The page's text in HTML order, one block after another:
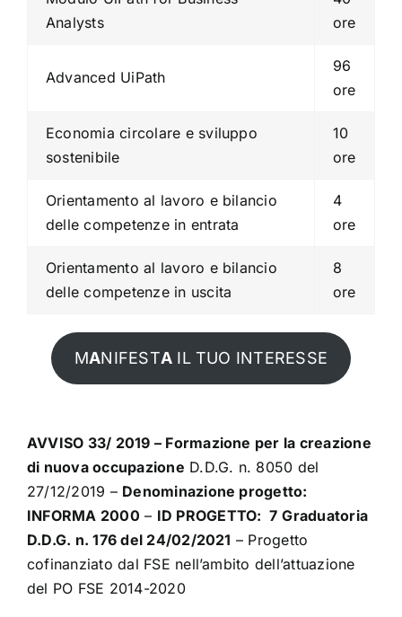
Analysts
ore
Advanced UiPath
96
ore
Economia circolare e sviluppo
sostenibile
10
ore
Orientamento al lavoro e bilancio
delle competenze in entrata
4
ore
Orientamento al lavoro e bilancio
delle competenze in uscita
8
ore
MANIFESTA IL TUO INTERESSE
AVVISO 33/ 2019 – Formazione per la creazione
di nuova occupazione D.D.G. n. 8050 del
27/12/2019 – Denominazione progetto:
INFORMA 2000 – ID PROGETTO: 7 Graduatoria
D.D.G. n. 176 del 24/02/2021 – Progetto
cofinanziato dal FSE nell’ambito dell’attuazione
del PO FSE 2014-2020